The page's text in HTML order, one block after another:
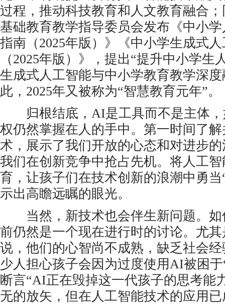
过程，推动科技教育和人文教育融合
基础教育教学指导委员会发布《中小
指南（2025年版）》《中小学生成式
（2025年版）》，提出“提升中小学生
生成式人工智能与中小学教育教学深
此，2025年又被称为“智慧教育元年”。
归根结底，AI是工具而不是主体，
权仍然掌握在人的手中。第一时间了
术，展示了我们开放的心态和对进步
我们在创新竞争中抢占先机。将人工
育，让孩子们在技术创新的浪潮中勇
示出高瞻远瞩的眼光。
当然，新技术也会伴生新问题。如
前仍然是一个现在进行时的讨论。尤
说，他们的心智尚不成熟，缺乏社会
少人担心孩子会因为过度使用AI被困
断言“AI正在毁掉这一代孩子的思考能
无的放矢，但在人工智能技术的应用